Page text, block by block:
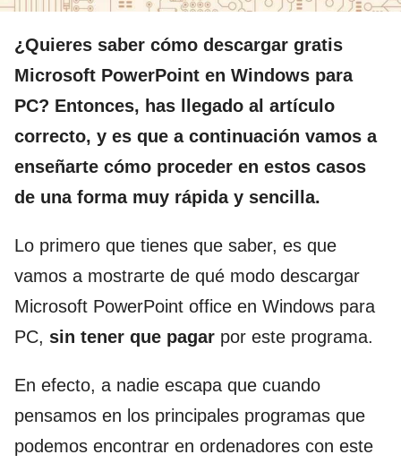
¿Quieres saber cómo descargar gratis
Microsoft PowerPoint en Windows para
PC? Entonces, has llegado al artículo
correcto, y es que a continuación vamos a
enseñarte cómo proceder en estos casos
de una forma muy rápida y sencilla.
Lo primero que tienes que saber, es que
vamos a mostrarte de qué modo descargar
Microsoft PowerPoint office en Windows para
PC, sin tener que pagar por este programa.
En efecto, a nadie escapa que cuando
pensamos en los principales programas que
podemos encontrar en ordenadores con este